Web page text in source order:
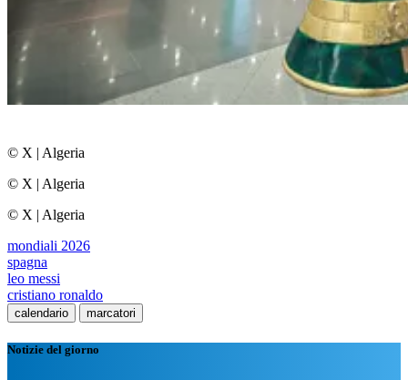
© X | Algeria
© X | Algeria
© X | Algeria
mondiali 2026
spagna
leo messi
cristiano ronaldo
calendario marcatori
Notizie del giorno